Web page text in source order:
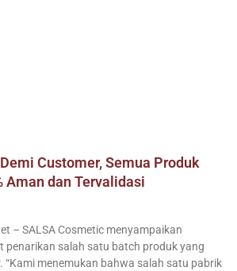
Customer, Semua Produk
Aman dan Tervalidasi
– SALSA Cosmetic menyampaikan
penarikan salah satu batch produk yang
“Kami menemukan bahwa salah satu pabrik